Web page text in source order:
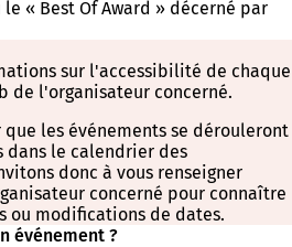
« Best Of Award » décerné par
sur l'accessibilité de chaque
de l'organisateur concerné.
que les événements se dérouleront
le calendrier des
donc à vous renseigner
concerné pour connaître
ou modifications de dates.
événement ?